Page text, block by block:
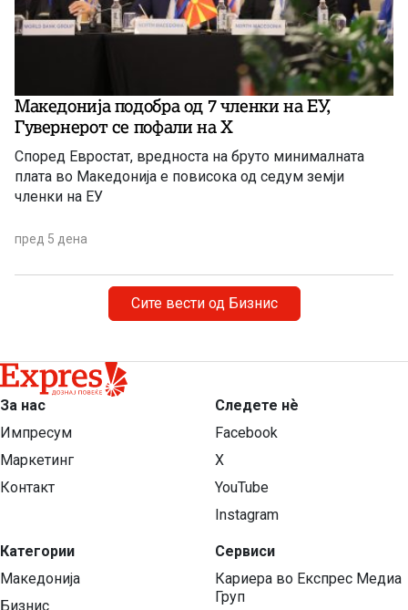
Македонија подобра од 7 членки на ЕУ,
Гувернерот се пофали на Х
Според Евростат, вредноста на бруто минималната
плата во Македонија е повисока од седум земји
членки на ЕУ
пред 5 дена
Сите вести од Бизнис
За нас
Импресум
Маркетинг
Контакт
Категории
Македонија
Бизнис
Следете нѐ
Facebook
X
YouTube
Instagram
Сервиси
Кариера во Експрес Медиа
Груп